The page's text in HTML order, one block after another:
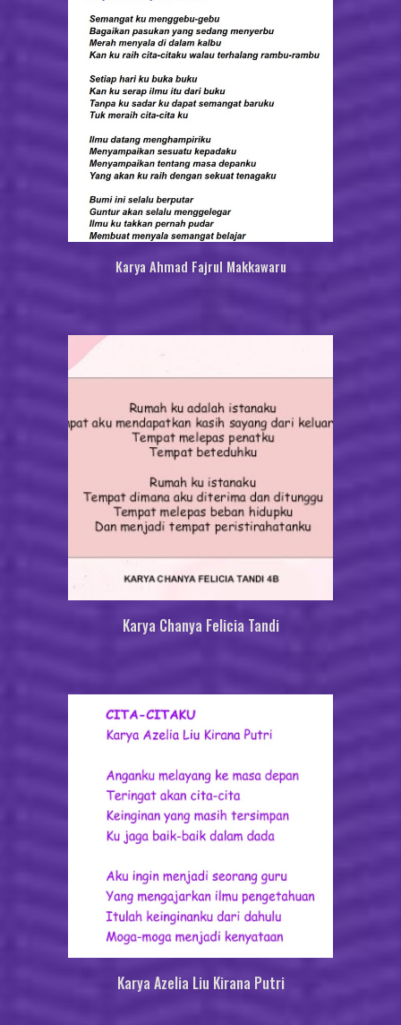
Karya Ahmad Fajrul Makkawaru
Karya Chanya Felicia Tandi
Karya Azelia Liu Kirana Putri